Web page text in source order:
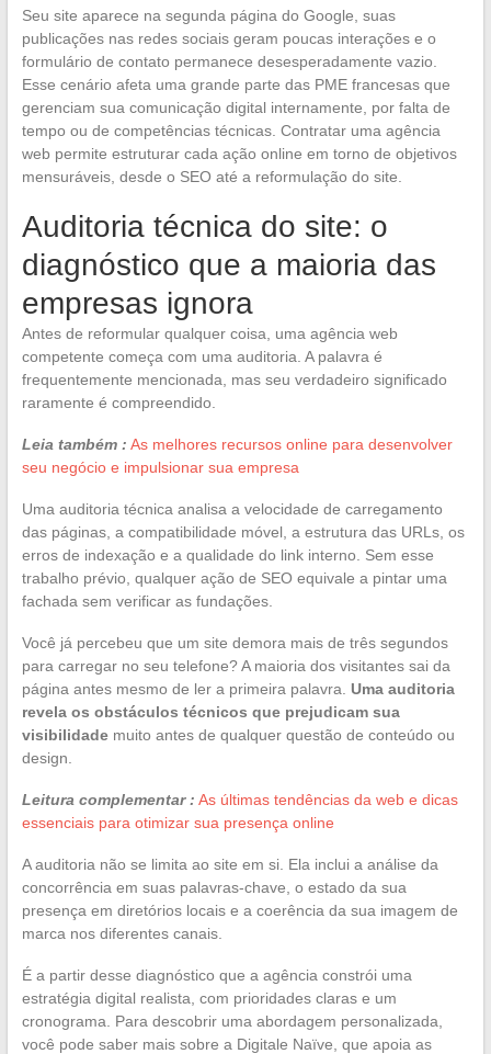
Seu site aparece na segunda página do Google, suas
publicações nas redes sociais geram poucas interações e o
formulário de contato permanece desesperadamente vazio.
Esse cenário afeta uma grande parte das PME francesas que
gerenciam sua comunicação digital internamente, por falta de
tempo ou de competências técnicas. Contratar uma agência
web permite estruturar cada ação online em torno de objetivos
mensuráveis, desde o SEO até a reformulação do site.
Auditoria técnica do site: o
diagnóstico que a maioria das
empresas ignora
Antes de reformular qualquer coisa, uma agência web
competente começa com uma auditoria. A palavra é
frequentemente mencionada, mas seu verdadeiro significado
raramente é compreendido.
Leia também : As melhores recursos online para desenvolver
seu negócio e impulsionar sua empresa
Uma auditoria técnica analisa a velocidade de carregamento
das páginas, a compatibilidade móvel, a estrutura das URLs, os
erros de indexação e a qualidade do link interno. Sem esse
trabalho prévio, qualquer ação de SEO equivale a pintar uma
fachada sem verificar as fundações.
Você já percebeu que um site demora mais de três segundos
para carregar no seu telefone? A maioria dos visitantes sai da
página antes mesmo de ler a primeira palavra. Uma auditoria
revela os obstáculos técnicos que prejudicam sua
visibilidademuito antes de qualquer questão de conteúdo ou
design.
Leitura complementar : As últimas tendências da web e dicas
essenciais para otimizar sua presença online
A auditoria não se limita ao site em si. Ela inclui a análise da
concorrência em suas palavras-chave, o estado da sua
presença em diretórios locais e a coerência da sua imagem de
marca nos diferentes canais.
É a partir desse diagnóstico que a agência constrói uma
estratégia digital realista, com prioridades claras e um
cronograma. Para descobrir uma abordagem personalizada,
você pode saber mais sobre a Digitale Naïve, que apoia as